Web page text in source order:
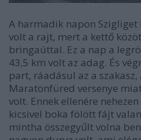
A harmadik napon
volt a rajt, mert a kettő
bringaúttal. Ez a nap a
43,5 km volt az adag. És
part, ráadásul az a
Maratonfüred versenye
volt. Ennek ellenére
kicsivel boka fölött fájt
mintha összegyűlt volna